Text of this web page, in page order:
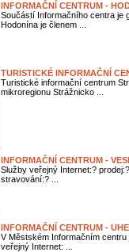
INFORMAČNÍ CENTRUM -
Součástí Informačního centra je
Hodonína je členem ...
TURISTICKÉ INFORMAČNÍ
Turistické informační centrum
mikroregionu Strážnicko ...
INFORMAČNÍ CENTRUM -
Služby veřejný Internet:?
stravování:? ...
INFORMAČNÍ CENTRUM -
V Městském Informačním
veřejný Internet: ...